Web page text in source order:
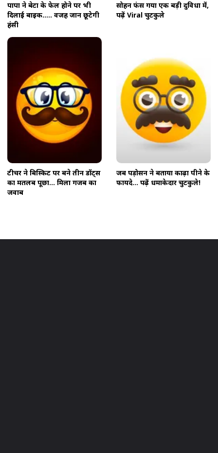
पापा ने बेटा के फेल होने पर भी
दिलाई बाइक..... वजह जान छूटेगी
हंसी
सोहन फंस गया एक बड़ी दुविधा में,
पढ़ें Viral चुटकुले
टीचर ने बिस्किट पर बने तीन डॉट्स
का मतलब पूछा... मिला गजब का
जवाब
जब पड़ोसन ने बताया काढ़ा पीने के
फायदे... पढ़ें धमाकेदार चुटकुले!